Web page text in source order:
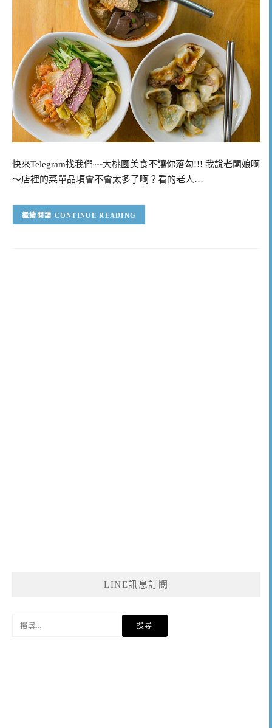
快來Telegram找我們~~大桃園美食不讓你落勾!!! 我說老闆娘啊
～店裡的菜單品項會不會太多了啊？看的老人…
CONTINUE READING
LINE訊息訂閱